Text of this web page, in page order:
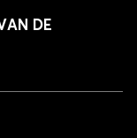
DE